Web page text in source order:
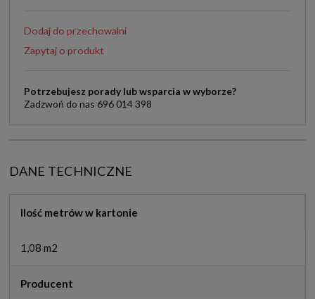
Dodaj do przechowalni
Zapytaj o produkt
Potrzebujesz porady lub wsparcia w wyborze?
Zadzwoń do nas 696 014 398
DANE TECHNICZNE
Ilość metrów w kartonie
1,08 m2
Producent